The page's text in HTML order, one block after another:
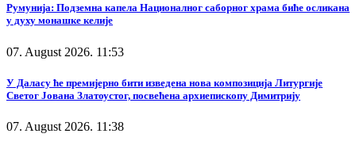
Румунија: Подземна капела Националног саборног храма биће осликана
у духу монашке келије
07. August 2026. 11:53
У Даласу ће премијерно бити изведена нова композиција Литургије
Светог Јована Златоустог, посвећена архиепископу Димитрију
07. August 2026. 11:38